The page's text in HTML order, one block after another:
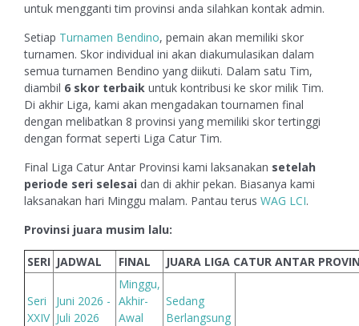
untuk mengganti tim provinsi anda silahkan kontak admin.
Setiap Turnamen Bendino, pemain akan memiliki skor
turnamen. Skor individual ini akan diakumulasikan dalam
semua turnamen Bendino yang diikuti. Dalam satu Tim,
diambil 6 skor terbaik untuk kontribusi ke skor milik Tim.
Di akhir Liga, kami akan mengadakan tournamen final
dengan melibatkan 8 provinsi yang memiliki skor tertinggi
dengan format seperti Liga Catur Tim.
Final Liga Catur Antar Provinsi kami laksanakan setelah
periode seri selesai dan di akhir pekan. Biasanya kami
laksanakan hari Minggu malam. Pantau terus WAG LCI.
Provinsi juara musim lalu:
SERI JADWAL FINAL JUARA LIGA CATUR ANTAR
Seri
XXIV
Juni 2026 -
Juli 2026
Minggu,
Akhir-
Awal
Sedang
Berlangsung